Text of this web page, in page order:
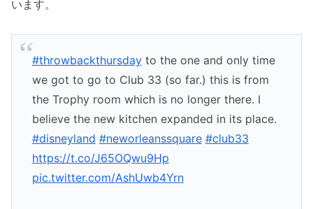
います。
#throwbackthursdayto the one and only time
we got to go to Club 33 (so far.) this is from
the Trophy room which is no longer there. I
believe the new kitchen expanded in its place.
#disneyland #neworleanssquare #club33
https://t.co/J65OQwu9Hp
pic.twitter.com/AshUwb4Yrn